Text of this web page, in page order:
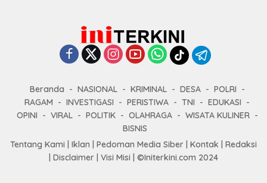
Beranda NASIONAL KRIMINAL DESA
POLRI
RAGAM
INVESTIGASI PERISTIWA TNI
EDUKASI
OPINI
VIRAL POLITIK OLAHRAGA
WISATA KULINER
BISNIS
Tentang Kami
Iklan Pedoman Media Siber Kontak
Redaksi
Disclaimer Visi Misi ©Initerkini.com 2024